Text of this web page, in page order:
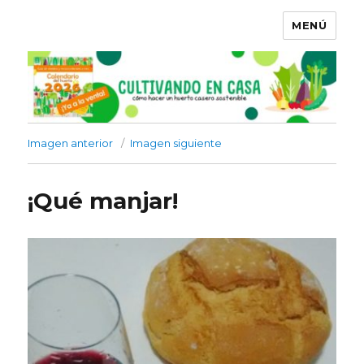
MENÚ
Imagen anterior Imagen siguiente
¡Qué manjar!